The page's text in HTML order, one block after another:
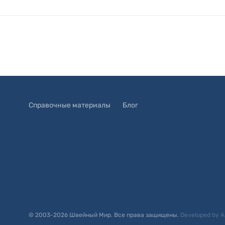
Справочные материалы Блог
© 2003-2026 Швейный Мир. Все права защищены. Developed by